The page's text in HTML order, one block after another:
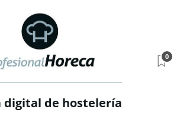
digital de hostelería
0